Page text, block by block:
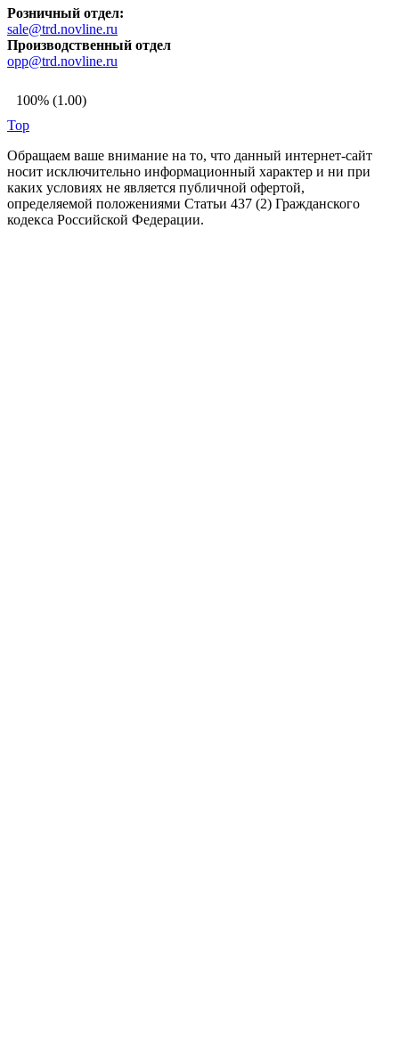
Розничный отдел:
sale@trd.novline.ru
Производственный отдел
opp@trd.novline.ru
100% (1.00)
Top
Обращаем ваше внимание на то, что данный интернет-сайт
носит исключительно информационный характер и ни при
каких условиях не является публичной офертой,
определяемой положениями Статьи 437 (2) Гражданского
кодекса Российской Федерации.